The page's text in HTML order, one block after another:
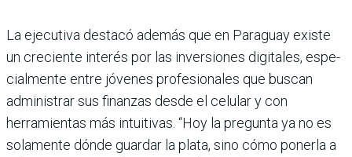
La ejecutiva destacó ade­más que en Paraguay existe
un creciente interés por las inversiones digitales, espe­
cialmente entre jóvenes pro­fesionales que buscan
admi­nistrar sus finanzas desde el celular y con
herramien­tas más intuitivas. “Hoy la pregunta ya no es
solamente dónde guardar la plata, sino cómo ponerla a